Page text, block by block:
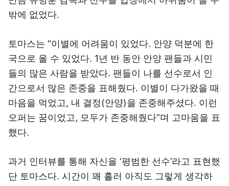
밖에 없었다.
토마스는 “이별에 어려움이 있었다. 안양 덕분에 한
국으로 올 수 있었다. 1년 반 동안 안양 팬들과 시민
들의 많은 사람을 받았다. 팬들이 나를 선수로서 인
간으로서 많은 존중을 표해줬다. 이별이 다가왔을 때
마음을 먹었고, 내 결정(안양)을 존중해주셨다. 이런
오퍼는 꿈이었고, 모두가 존중해줬다”며 고마움을 표
했다.
과거 인터뷰를 통해 자신을 ‘평범한 선수’라고 표현했
단 토마스다. 시간이 꽤 흘러 아직도 그렇게 생각하